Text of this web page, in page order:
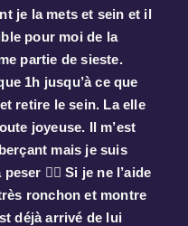
je la mets et sein et il
pour moi de la
partie de sieste.
1h jusqu’à ce que
retire le sein. La elle
joyeuse. Il m’est
mais je suis
😮‍💨 Si je ne l’aide
ronchon et montre
déjà arrivé de lui